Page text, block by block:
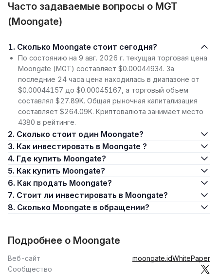
Часто задаваемые вопросы о MGT
(Moongate)
1. Сколько Moongate стоит сегодня?
По состоянию на 9 авг. 2026 г. текущая торговая цена
Moongate (MGT) составляет $0.00044934. За
последние 24 часа цена находилась в диапазоне от
$0.00044157 до $0.00045167, а торговый объем
составлял $27.89K. Общая рыночная капитализация
составляет $264.09K. Криптовалюта занимает место
4380 в рейтинге.
2. Сколько стоит один Moongate?
3. Как инвестировать в Moongate ?
4. Где купить Moongate?
5. Как купить Moongate?
6. Как продать Moongate?
7. Стоит ли инвестировать в Moongate?
8. Сколько Moongate в обращении?
Подробнее о Moongate
Веб-сайт moongate.idWhitePaper
Сообщество